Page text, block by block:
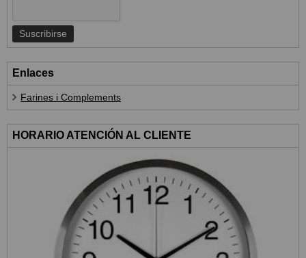
Enlaces
Farines i Complements
HORARIO ATENCIÓN AL CLIENTE